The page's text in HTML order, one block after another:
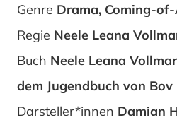
Genre Drama, Coming-
Regie Neele Leana
Buch Neele Leana
dem Jugendbuch von Bov
Darsteller*innen Damian